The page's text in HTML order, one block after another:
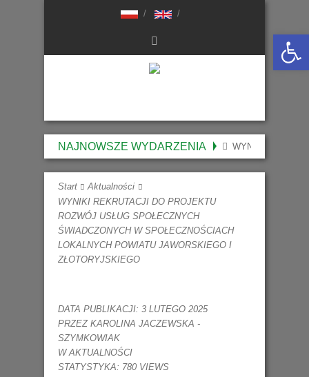
NAJNOWSZE WYDARZENIA WYNIKI NABORU
Start
Aktualności
WYNIKI REKRUTACJI DO PROJEKTU
ROZWÓJ USŁUG SPOŁECZNYCH
ŚWIADCZONYCH W SPOŁECZNOŚCIACH
LOKALNYCH POWIATU JAWORSKIEGO I
ZŁOTORYJSKIEGO
DATA PUBLIKACJI: 3 LUTEGO 2025
PRZEZ KAROLINA JACZEWSKA -
SZYMKOWIAK
WAKTUALNOŚCI
STATYSTYKA: 780 VIEWS